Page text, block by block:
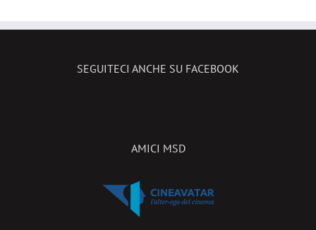
SEGUITECI ANCHE SU FACEBOOK
AMICI MSD